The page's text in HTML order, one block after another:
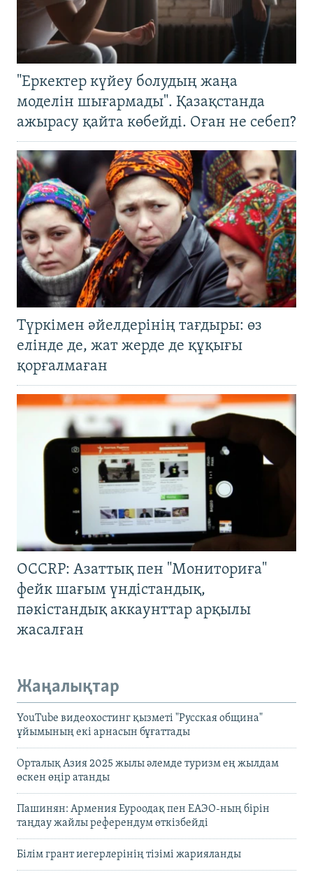
"Еркектер күйеу болудың жаңа
моделін шығармады". Қазақстанда
ажырасу қайта көбейді. Оған не себеп?
Түркімен әйелдерінің тағдыры: өз
елінде де, жат жерде де құқығы
қорғалмаған
OCCRP: Азаттық пен "Мониториға"
фейк шағым үндістандық,
пәкістандық аккаунттар арқылы
жасалған
Жаңалықтар
YouTube видеохостинг қызметі "Русская община"
ұйымының екі арнасын бұғаттады
Орталық Азия 2025 жылы әлемде туризм ең жылдам
өскен өңір атанды
Пашинян: Армения Еуроодақ пен ЕАЭО-ның бірін
таңдау жайлы референдум өткізбейді
Білім грант иегерлерінің тізімі жарияланды